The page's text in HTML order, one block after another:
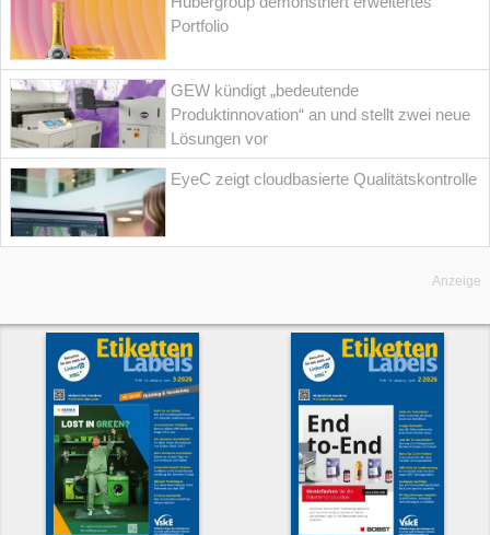
Portfolio
GEW kündigt „bedeutende
Produktinnovation“ an und stellt zwei neue
Lösungen vor
EyeC zeigt cloudbasierte Qualitätskontrolle
Anzeige